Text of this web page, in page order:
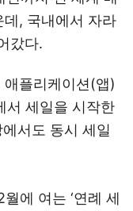
데, 국내에서 자라
갔다.
애플리케이션(앱)
서 세일을 시작한
서도 동시 세일
에 여는 ‘연례 세